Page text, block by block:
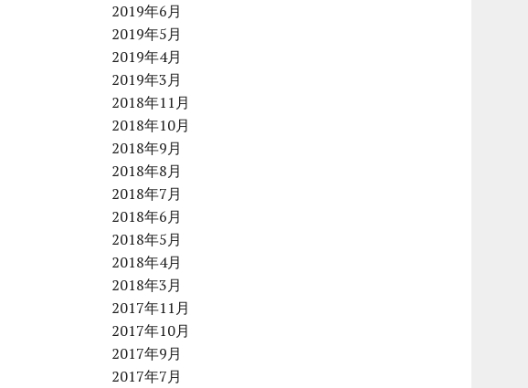
2019年6月
2019年5月
2019年4月
2019年3月
2018年11月
2018年10月
2018年9月
2018年8月
2018年7月
2018年6月
2018年5月
2018年4月
2018年3月
2017年11月
2017年10月
2017年9月
2017年7月